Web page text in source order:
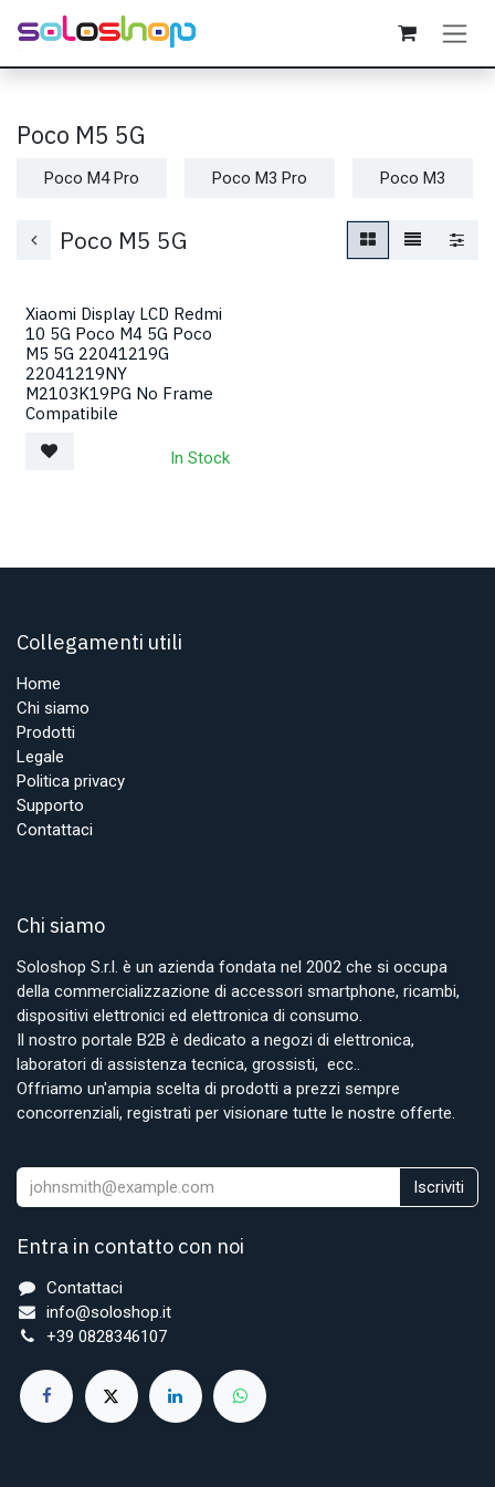
Passa al contenuto
Poco M5 5G
Poco M4 Pro Poco M3 Pro Poco M3
Poco M5 5G
Xiaomi Display LCD Redmi
10 5G Poco M4 5G Poco
M5 5G 22041219G
22041219NY
M2103K19PG No Frame
Compatibile
In Stock
Collegamenti utili
Home
Chi siamo
Prodotti
Legale
Politica privacy
Supporto
Contattaci
Chi siamo
Soloshop S.r.l. è un azienda fondata nel 2002 che si occupa
della commercializzazione di accessori smartphone, ricambi,
dispositivi elettronici ed elettronica di consumo.
Il nostro portale B2B è dedicato a negozi di elettronica,
laboratori di assistenza tecnica, grossisti, ecc..
Offriamo un'ampia scelta di prodotti a prezzi sempre
concorrenziali, registrati per visionare tutte le nostre offerte.
Iscriviti
Entra in contatto con noi
Contattaci
info@soloshop.it
+39 0828346107